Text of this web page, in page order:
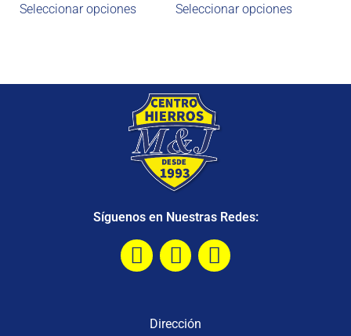
Seleccionar opciones Seleccionar opciones
Síguenos en Nuestras Redes:
Dirección